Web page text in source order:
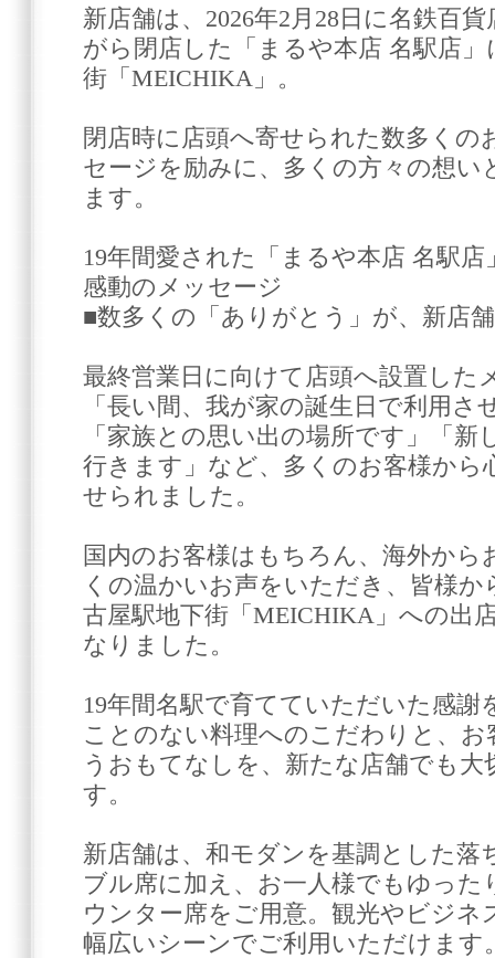
新店舗は、2026年2月28日に名鉄百
がら閉店した「まるや本店 名駅店
街「MEICHIKA」。
閉店時に店頭へ寄せられた数多くの
セージを励みに、多くの方々の想い
ます。
19年間愛された「まるや本店 名駅
感動のメッセージ
■数多くの「ありがとう」が、新店
最終営業日に向けて店頭へ設置した
「長い間、我が家の誕生日で利用
「家族との思い出の場所です」「
行きます」など、多くのお客様から
せられました。
国内のお客様はもちろん、海外から
くの温かいお声をいただき、皆様
古屋駅地下街「MEICHIKA」への出
なりました。
19年間名駅で育てていただいた感謝
ことのない料理へのこだわりと、
うおもてなしを、新たな店舗でも
す。
新店舗は、和モダンを基調とした落
ブル席に加え、お一人様でもゆっ
ウンター席をご用意。観光やビジネ
幅広いシーンでご利用いただけます